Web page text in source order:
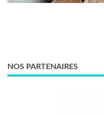
NOS PARTENAIRES